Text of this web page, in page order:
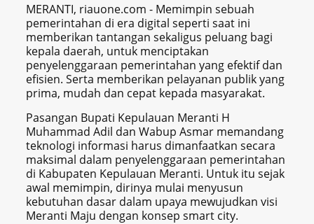
MERANTI, riauone.com - Memimpin sebuah
pemerintahan di era digital seperti saat ini
memberikan tantangan sekaligus peluang bagi
kepala daerah, untuk menciptakan
penyelenggaraan pemerintahan yang efektif dan
efisien. Serta memberikan pelayanan publik yang
prima, mudah dan cepat kepada masyarakat.
Pasangan Bupati Kepulauan Meranti H
Muhammad Adil dan Wabup Asmar memandang
teknologi informasi harus dimanfaatkan secara
maksimal dalam penyelenggaraan pemerintahan
di Kabupaten Kepulauan Meranti. Untuk itu sejak
awal memimpin, dirinya mulai menyusun
kebutuhan dasar dalam upaya mewujudkan visi
Meranti Maju dengan konsep smart city.